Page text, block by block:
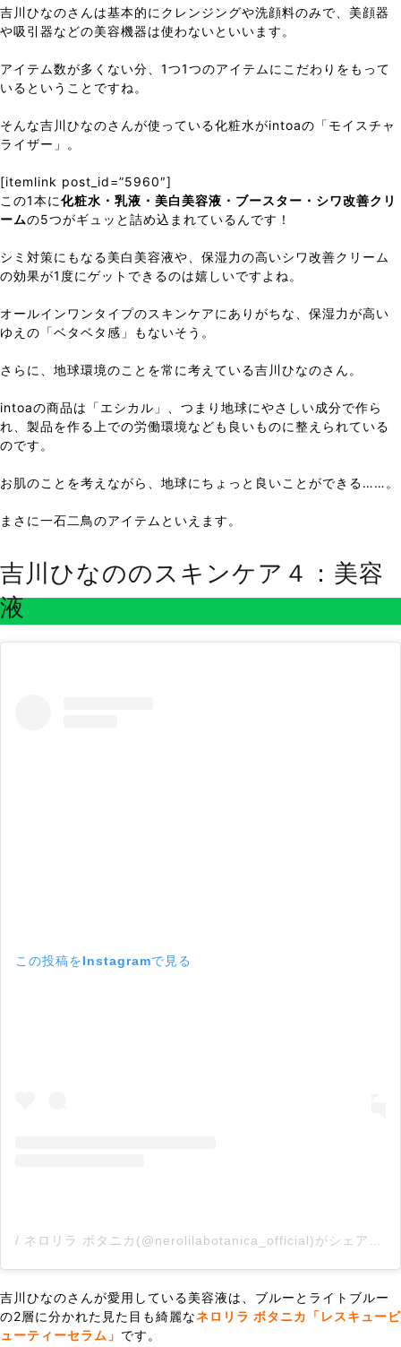
吉川ひなのさんは基本的にクレンジングや洗顔料のみで、美顔器
や吸引器などの美容機器は使わないといいます。
アイテム数が多くない分、1つ1つのアイテムにこだわりをもって
いるということですね。
そんな吉川ひなのさんが使っている化粧水がintoaの「モイスチャ
ライザー」。
[itemlink post_id=”5960″]
この1本に化粧水・乳液・美白美容液・ブースター・シワ改善クリ
ームの5つがギュッと詰め込まれているんです！
シミ対策にもなる美白美容液や、保湿力の高いシワ改善クリーム
の効果が1度にゲットできるのは嬉しいですよね。
オールインワンタイプのスキンケアにありがちな、保湿力が高い
ゆえの「ベタベタ感」もないそう。
さらに、地球環境のことを常に考えている吉川ひなのさん。
intoaの商品は「エシカル」、つまり地球にやさしい成分で作ら
れ、製品を作る上での労働環境なども良いものに整えられている
のです。
お肌のことを考えながら、地球にちょっと良いことができる……。
まさに一石二鳥のアイテムといえます。
吉川ひなののスキンケア４：美容
液
この投稿をInstagramで見る
/ ネロリラ ボタニカ(@nerolilabotanica_official)がシェアした投稿
吉川ひなのさんが愛用している美容液は、ブルーとライトブルー
の2層に分かれた見た目も綺麗なネロリラ ボタニカ「レスキュービ
ューティーセラム」 です。